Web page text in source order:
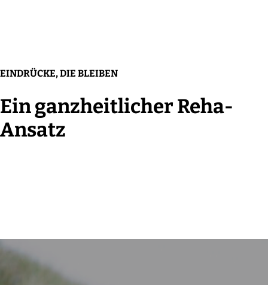
EINDRÜCKE, DIE BLEIBEN
Ein ganzheitlicher Reha-
Ansatz